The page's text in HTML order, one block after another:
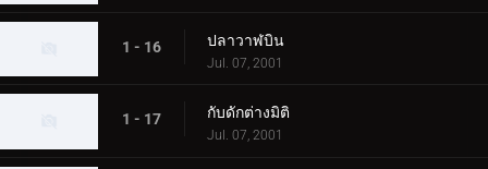
1 - 16 ปลาวาฬบิน
Jul. 07, 2001
1 - 17 กับดักต่างมิติ
Jul. 07, 2001